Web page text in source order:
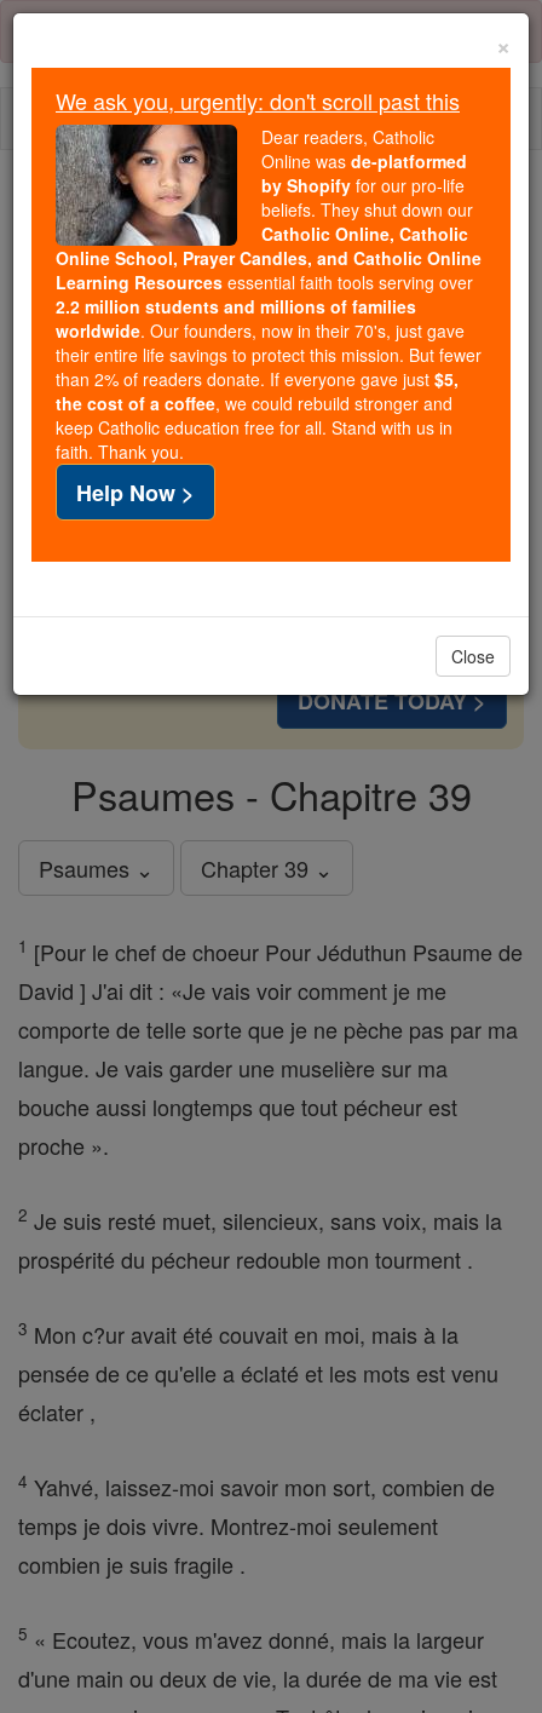
Skip
content
Because of You, 2.2 Million
Students Are Being Formed in the
Faith
Because of generous supporters like you,
Catholic Online School has already delivered
free, faithful Catholic education to over 2.2
million students across 193 countries. In an age
of noise and algorithms, you are helping form
souls with truth, prayer, Scripture, and Christ.
If everyone who reads this gave just $5 — the
free for all. Be Courageous. Be Catholic. Stand
DONATE TODAY >
Psaumes - Chapitre 39
Psaumes ⌄ Chapter 39 ⌄
1 [Pour le chef de choeur Pour Jéduthun Psaume de
David ] J'ai dit : «Je vais voir comment je me
comporte de telle sorte que je ne pèche pas par ma
langue. Je vais garder une muselière sur ma
bouche aussi longtemps que tout pécheur est
proche ».
2 Je suis resté muet, silencieux, sans voix, mais la
prospérité du pécheur redouble mon tourment .
3 Mon c?ur avait été couvait en moi, mais à la
pensée de ce qu'elle a éclaté et les mots est venu
éclater ,
4 Yahvé, laissez-moi savoir mon sort, combien de
temps je dois vivre. Montrez-moi seulement
combien je suis fragile .
5 « Ecoutez, vous m'avez donné, mais la largeur
d'une main ou deux de vie, la durée de ma vie est
×
We ask you, urgently: don't scroll past this
Dear readers, Catholic
Online was de-platformed
by Shopify for our pro-life
beliefs. They shut down our
Catholic Online, Catholic
Online School, Prayer Candles, and Catholic Online
Learning Resources essential faith tools serving over
2.2 million students and millions of families
worldwide. Our founders, now in their 70's, just gave
their entire life savings to protect this mission. But fewer
than 2% of readers donate. If everyone gave just $5,
the cost of a coffee, we could rebuild stronger and
keep Catholic education free for all. Stand with us in
faith. Thank you.
Help Now >
Close